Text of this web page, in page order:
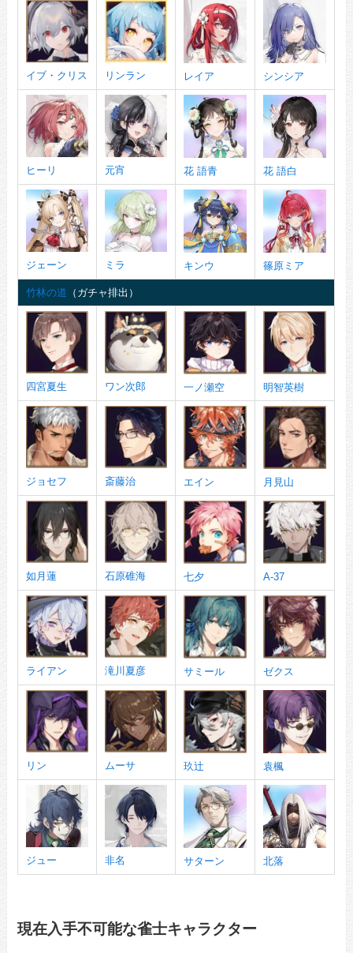
イブ・クリス リンラン レイア シンシア
ヒーリ 元宵 花 語青 花 語白
ジェーン ミラ キンウ 篠原ミア
竹林の道 （ガチャ排出）
四宮夏生 ワン次郎 一ノ瀬空 明智英樹
ジョセフ 斎藤治 エイン 月見山
如月蓮 石原碓海 七夕 A-37
ライアン 滝川夏彦 サミール ゼクス
リン ムーサ 玖辻 袁楓
ジュー 非名 サターン 北落
現在入手不可能な雀士キャラクター